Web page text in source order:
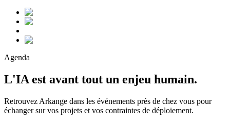
Agenda
L'IA est avant tout un enjeu humain.
Retrouvez Arkange dans les événements près de chez vous pour
échanger sur vos projets et vos contraintes de déploiement.